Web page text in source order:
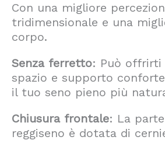
Con una migliore
tridimensionale e una
corpo.
Senza ferretto: Può offrirti
spazio e supporto
il tuo seno pieno più
Chiusura frontale: La
reggiseno è dotata di